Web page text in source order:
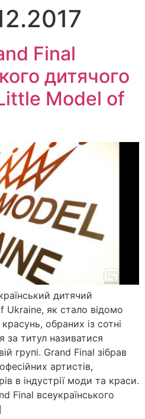
Final
дитячого
Model of
дитячий
як стало відомо
обраних із сотні
за титул називатися
групі. Grand Final зібрав
артистів,
в індустрії моди та краси.
Final всеукраїнського